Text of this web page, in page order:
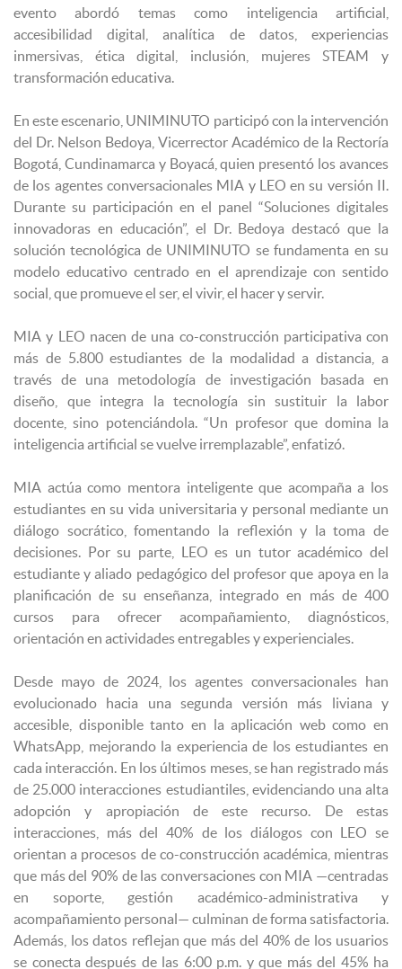
evento abordó temas como inteligencia artificial,
accesibilidad digital, analítica de datos, experiencias
inmersivas, ética digital, inclusión, mujeres STEAM y
transformación educativa.
En este escenario, UNIMINUTO participó con la intervención
del Dr. Nelson Bedoya, Vicerrector Académico de la Rectoría
Bogotá, Cundinamarca y Boyacá, quien presentó los avances
de los agentes conversacionales MIA y LEO en su versión II.
Durante su participación en el panel “Soluciones digitales
innovadoras en educación”, el Dr. Bedoya destacó que la
solución tecnológica de UNIMINUTO se fundamenta en su
modelo educativo centrado en el aprendizaje con sentido
social, que promueve el ser, el vivir, el hacer y servir.
MIA y LEO nacen de una co-construcción participativa con
más de 5.800 estudiantes de la modalidad a distancia, a
través de una metodología de investigación basada en
diseño, que integra la tecnología sin sustituir la labor
docente, sino potenciándola. “Un profesor que domina la
inteligencia artificial se vuelve irremplazable”, enfatizó.
MIA actúa como mentora inteligente que acompaña a los
estudiantes en su vida universitaria y personal mediante un
diálogo socrático, fomentando la reflexión y la toma de
decisiones. Por su parte, LEO es un tutor académico del
estudiante y aliado pedagógico del profesor que apoya en la
planificación de su enseñanza, integrado en más de 400
cursos para ofrecer acompañamiento, diagnósticos,
orientación en actividades entregables y experienciales.
Desde mayo de 2024, los agentes conversacionales han
evolucionado hacia una segunda versión más liviana y
accesible, disponible tanto en la aplicación web como en
WhatsApp, mejorando la experiencia de los estudiantes en
cada interacción. En los últimos meses, se han registrado más
de 25.000 interacciones estudiantiles, evidenciando una alta
adopción y apropiación de este recurso. De estas
interacciones, más del 40% de los diálogos con LEO se
orientan a procesos de co-construcción académica, mientras
que más del 90% de las conversaciones con MIA —centradas
en soporte, gestión académico-administrativa y
acompañamiento personal— culminan de forma satisfactoria.
Además, los datos reflejan que más del 40% de los usuarios
se conecta después de las 6:00 p.m. y que más del 45% ha